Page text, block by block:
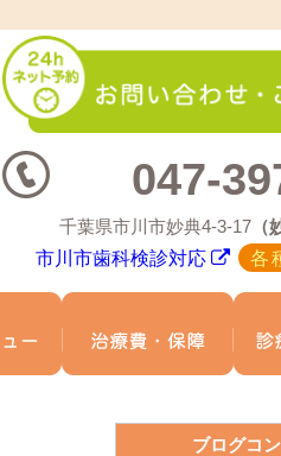
047-
千葉県市川市妙典4-3-17 （
市川市歯科検診対応
各
治療メニュー 治療
ブログコ